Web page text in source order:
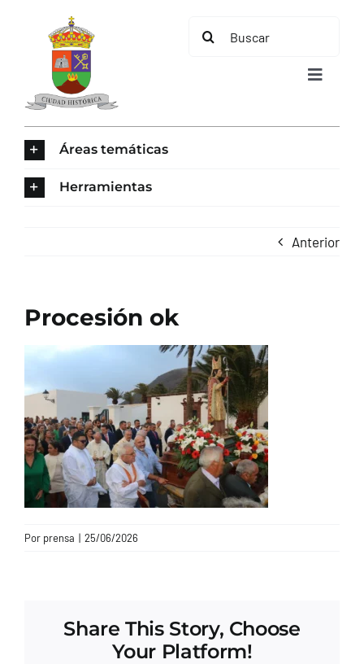
contenido
Buscar:
Toggle
CONTACTO
Áreas temáticas
Herramientas
Anterior
Procesión ok
Por prensa | 25/06/2026
Share This Story, Choose
Your Platform!